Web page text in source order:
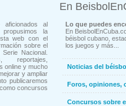
aficionados al
la
web con el
sobre el
Nacional.
reportajes,
online y mucho
y ampliar
publicaremos
concursos
En
Lo que puedes
En
béisbol cubano,
los juegos y más...
Noticias del
Foros, opiniones,
Concursos sobre